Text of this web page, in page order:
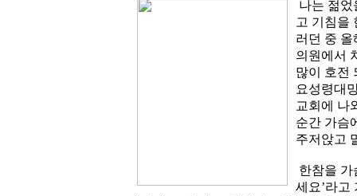
나는 젊었
고 기침을
러던 중
의원에서
많이 호전
요성령대
교회에 나
순간 가슴
주저앉고
한참을 가
세요’라고